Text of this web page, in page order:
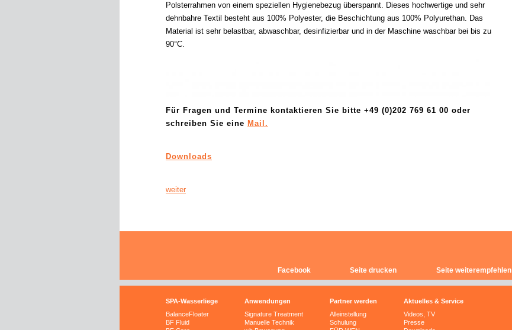
Polsterrahmen von einem speziellen Hygienebezug überspannt. Dieses hochwertige und sehr
dehnbahre Textil besteht aus 100% Polyester, die Beschichtung aus 100% Polyurethan. Das
Material ist sehr belastbar, abwaschbar, desinfizierbar und in der Maschine waschbar bei bis zu
90°C.
Für Fragen und Termine kontaktieren Sie bitte +49 (0)202 769 61 00 oder
schreiben Sie eine Mail.
Downloads
weiter
Facebook Seite drucken Seite weiterempfehlen
SPA-Wasserliege
BalanceFloater
BF Fluid
Anwendungen
Signature Treatment
Manuelle Technik
Partner werden
Alleinstellung
Schulung
Aktuelles & Service
Videos, TV
Presse